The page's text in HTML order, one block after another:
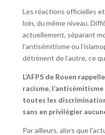
Les réactions officielles
loin, du même niveau.
actuellement, séparant
l’antisémitisme ou
détriment de l’autre, ce
L’AFPS de Rouen
racisme,
toutes les
sans en privilégier
Par ailleurs, alors que